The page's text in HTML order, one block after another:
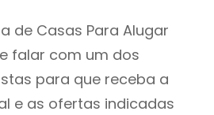
de Casas Para Alugar
falar com um dos
para que receba a
e as ofertas indicadas